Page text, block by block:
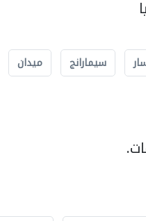
سيمارانج ميدان